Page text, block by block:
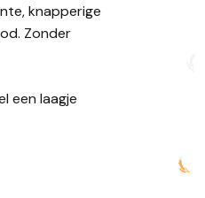
knapperige
Zonder
een laagje